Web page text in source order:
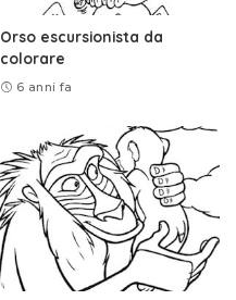
Orso escursionista da
colorare
6 anni fa